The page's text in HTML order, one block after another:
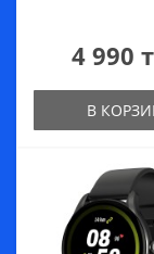
4 990
В